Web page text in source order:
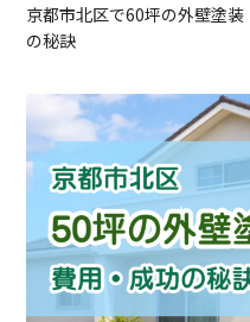
京都市北区で60坪の外壁塗
の秘訣